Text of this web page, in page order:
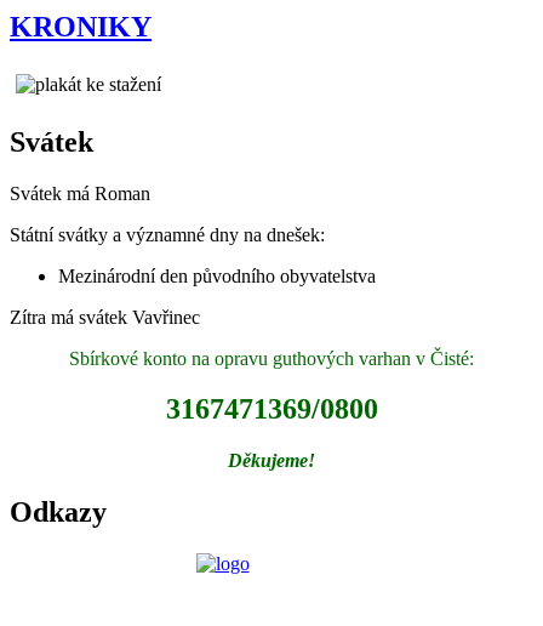
KRONIKY
Svátek
Svátek má Roman
Státní svátky a významné dny na dnešek:
Mezinárodní den původního obyvatelstva
Zítra má svátek Vavřinec
Sbírkové konto na opravu guthových varhan v Čisté:
3167471369/0800
Děkujeme!
Odkazy